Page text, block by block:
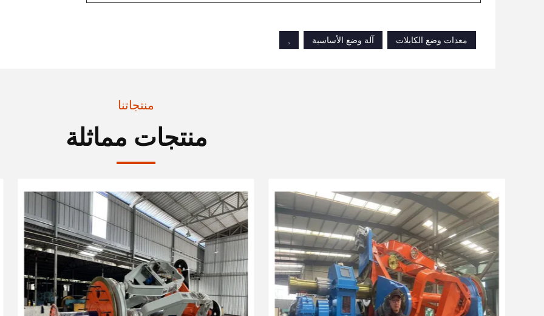
معدات وضع الكابلات
آلة وضع الأساسية
منتجاتنا
منتجات مماثلة